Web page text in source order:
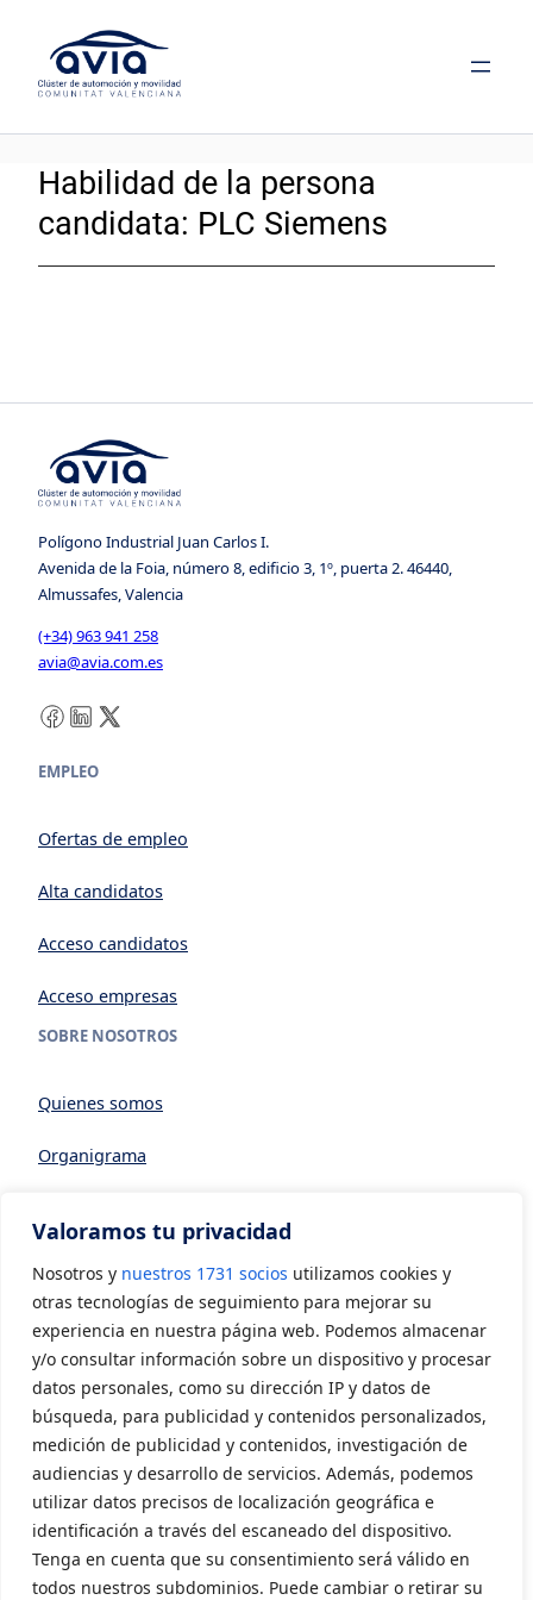
Valoramos tu privacidad
Nosotros y nuestros 1731 socios utilizamos cookies y
otras tecnologías de seguimiento para mejorar su
experiencia en nuestra página web. Podemos almacenar
y/o consultar información sobre un dispositivo y procesar
datos personales, como su dirección IP y datos de
búsqueda, para publicidad y contenidos personalizados,
medición de publicidad y contenidos, investigación de
audiencias y desarrollo de servicios. Además, podemos
utilizar datos precisos de localización geográfica e
identificación a través del escaneado del dispositivo.
Tenga en cuenta que su consentimiento será válido en
todos nuestros subdominios. Puede cambiar o retirar su
contenido
Habilidad de la persona
candidata: PLC Siemens
Polígono Industrial Juan Carlos I.
Avenida de la Foia, número 8, edificio 3, 1º, puerta 2. 46440,
Almussafes, Valencia
(+34) 963 941 258
avia@avia.com.es
Facebook LinkedIn X
EMPLEO
Ofertas de empleo
Alta candidatos
Acceso candidatos
Acceso empresas
SOBRE NOSOTROS
Quienes somos
Organigrama
Asociarse a AVIA
CONTACTO
Contacto
LEGAL
Aviso Legal
Política de privacidad
Política de cookies